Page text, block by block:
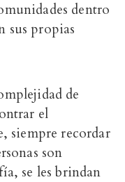
dentro
sus propias
de
el
siempre recordar
son
se les brindan